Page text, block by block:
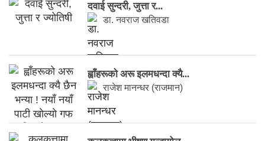
दवाई सुन्दरी, जुत्ता र...
डा. नवराज खतिवडा
ह्वाँहरूकाे अरू इलमधन्दा क्यै...
राजेश मानन्धर (राजमान)